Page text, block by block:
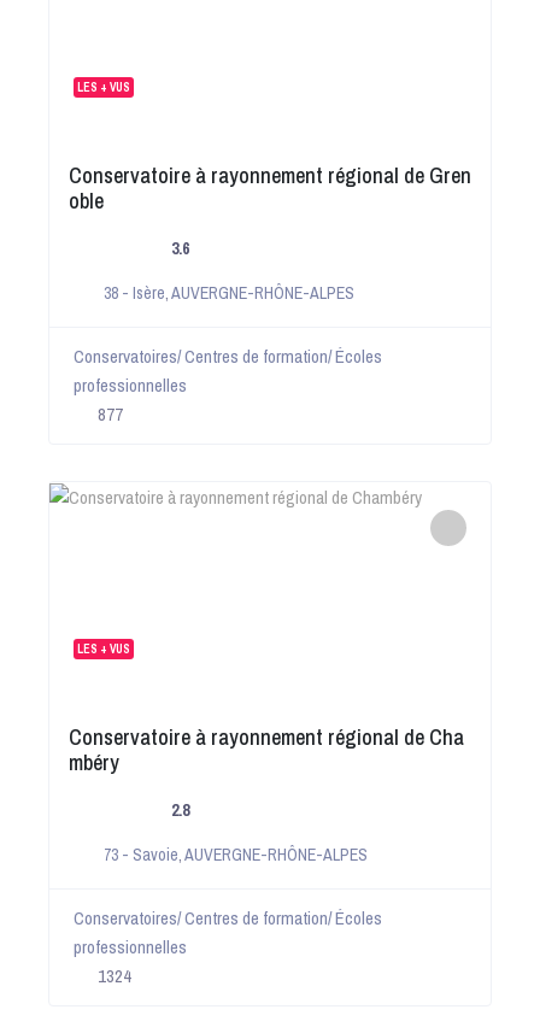
LES + VUS
Conservatoire à rayonnement régional de Gren
oble
3.6
38 - Isère,AUVERGNE-RHÔNE-ALPES
Conservatoires/ Centres de formation/ Écoles
professionnelles
877
LES + VUS
Conservatoire à rayonnement régional de Cha
mbéry
2.8
73 - Savoie,AUVERGNE-RHÔNE-ALPES
Conservatoires/ Centres de formation/ Écoles
professionnelles
1324